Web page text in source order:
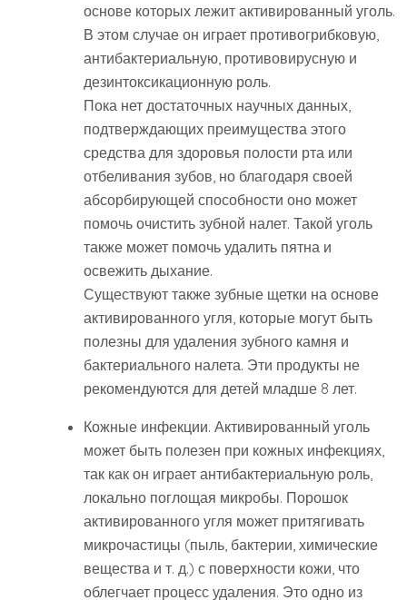
основе которых лежит активированный уголь.
В этом случае он играет противогрибковую,
антибактериальную, противовирусную и
дезинтоксикационную роль.
Пока нет достаточных научных данных,
подтверждающих преимущества этого
средства для здоровья полости рта или
отбеливания зубов, но благодаря своей
абсорбирующей способности оно может
помочь очистить зубной налет. Такой уголь
также может помочь удалить пятна и
освежить дыхание.
Существуют также зубные щетки на основе
активированного угля, которые могут быть
полезны для удаления зубного камня и
бактериального налета. Эти продукты не
рекомендуются для детей младше 8 лет.
Кожные инфекции. Активированный уголь
может быть полезен при кожных инфекциях,
так как он играет антибактериальную роль,
локально поглощая микробы. Порошок
активированного угля может притягивать
микрочастицы (пыль, бактерии, химические
вещества и т. д.) с поверхности кожи, что
облегчает процесс удаления. Это одно из